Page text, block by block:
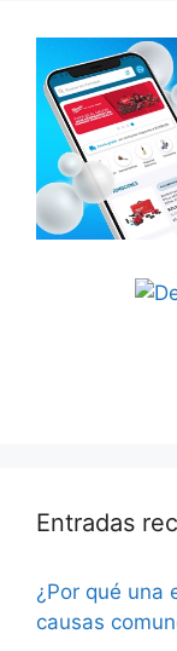
Entradas
¿Por qué una
causas